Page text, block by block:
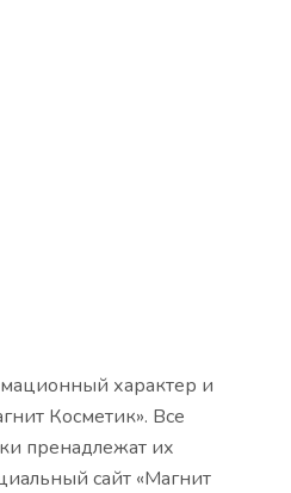
характер и
Косметик». Все
пренадлежат их
сайт «Магнит